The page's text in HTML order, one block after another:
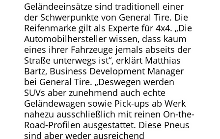
Geländeeinsätze sind traditionell einer
der Schwerpunkte von General Tire. Die
Reifenmarke gilt als Experte für 4x4. „Die
Automobilhersteller wissen, dass kaum
eines ihrer Fahrzeuge jemals abseits der
Straße unterwegs ist“, erklärt Matthias
Bartz, Business Development Manager
bei General Tire. „Deswegen werden
SUVs aber zunehmend auch echte
Geländewagen sowie Pick-ups ab Werk
nahezu ausschließlich mit reinen On-the-
Road-Profilen ausgestattet. Diese Pneus
sind aber weder ausreichend